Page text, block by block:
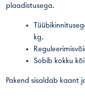
plaadistusega.
kg.
Sobib kokku
Pakend sisaldab kaant